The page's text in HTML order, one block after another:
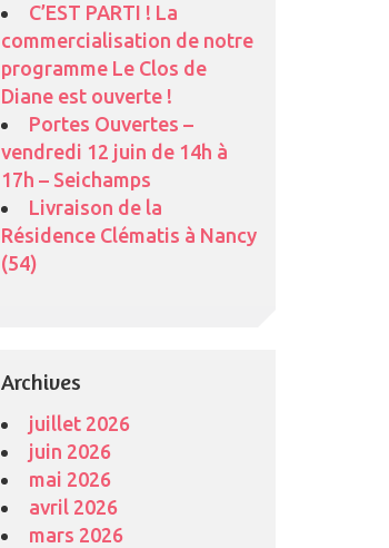
C’EST PARTI ! La
commercialisation de notre
programme Le Clos de
Diane est ouverte !
Portes Ouvertes –
vendredi 12 juin de 14h à
17h – Seichamps
Livraison de la
Résidence Clématis à Nancy
(54)
Archives
juillet 2026
juin 2026
mai 2026
avril 2026
mars 2026